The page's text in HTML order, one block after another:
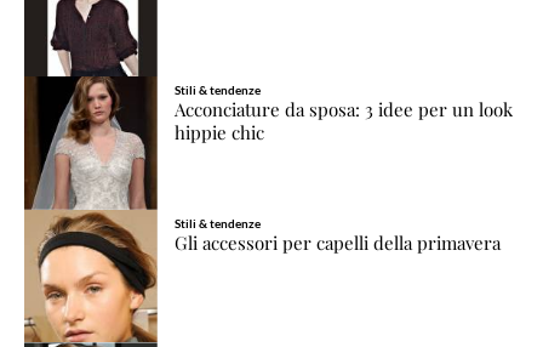
Stili & tendenze
Acconciature da sposa: 3 idee per un look
hippie chic
Stili & tendenze
Gli accessori per capelli della primavera